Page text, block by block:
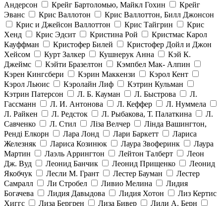
Андерсон
Крейг Бартоломью, Майкл Гохин
Крейг
Эванс
Крис Валлотон
Крис Валлоттон, Билл Джонсон
Крис и Джейсон Валлоттон
Крис Тайгрин
Крис
Хенд
Крис Эдсит Кристина Рой
Кристмас Карол
Кауффман
Кристофер Билей
Кристофер Дойл и Джон
Хейсом
Курт Залкер Кушнерук Анна
Кэй К.
Джеймс
Кэйти Бразелтон
Кэмпбел Мак- Алпин
Кэрен Кингсбери
Кэрин Маккензи
Кэрол Кент
Кэрол Льюис
Кэролайн Лиф
Кэтрин Кульман
Кэтрин Патерсон
Л. Б. Кауман Л. Быстрова
Л.
Гассманн
Л. И. Антонова Л. Кеффер
Л. Нуммела
Л. Райкен
Л. Редсток Л. Рыбакова, Т. Палаткина
Л.
Савченко
Л. Стил Ліза Велчер
Лінда Вашингтон,
Ренді Елкорн
Лара Лонд Лари Баркетт
Лариса
Железняк
Лариса Козинюк Лаура Звоферинк
Лаура
Мартин
Лаэль Аррингтон Лейтон Талберт
Леон
Дж. Вуд
Леонид Банчик Леонид Прищенко
Леонид
Якобчук
Лесли М. Грант Лестер Бауман
Лестер
Самралл
Ли Стробел Ливио Мелина
Лидия
Богачева
Лидия Давыдова Лидия Хотон
Лиз Кертис
Хиггс
Лиза Бергрен Лиза Бивер Лили А. Берн